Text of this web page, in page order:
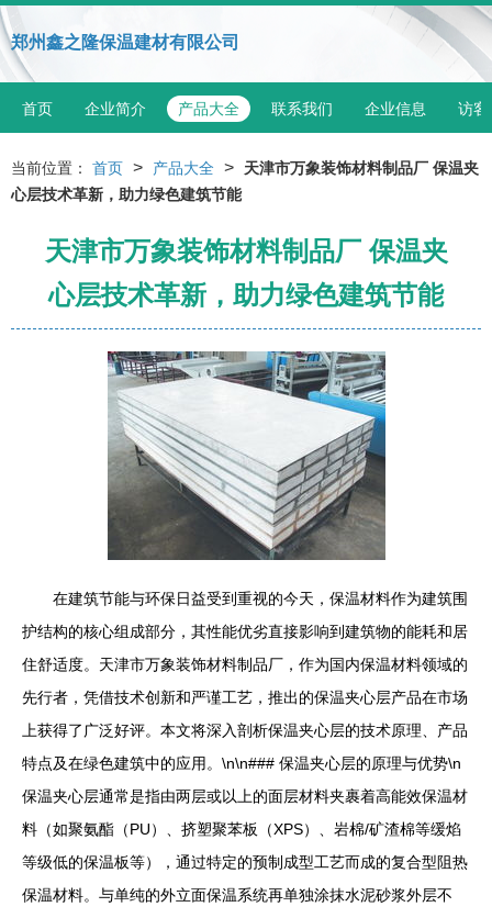
郑州鑫之隆保温建材有限公司
首页 企业简介 产品大全 联系我们 企业信息 访客
当前位置： 首页 > 产品大全 >
天津市万象装饰材料制品厂 保温夹
心层技术革新，助力绿色建筑节能
天津市万象装饰材料制品厂 保温夹
心层技术革新，助力绿色建筑节能
在建筑节能与环保日益受到重视的今天，保温材料作为建筑围
护结构的核心组成部分，其性能优劣直接影响到建筑物的能耗和居
住舒适度。天津市万象装饰材料制品厂，作为国内保温材料领域的
先行者，凭借技术创新和严谨工艺，推出的保温夹心层产品在市场
上获得了广泛好评。本文将深入剖析保温夹心层的技术原理、产品
特点及在绿色建筑中的应用。\n\n### 保温夹心层的原理与优势\n
保温夹心层通常是指由两层或以上的面层材料夹裹着高能效保温材
料（如聚氨酯（PU）、挤塑聚苯板（XPS）、岩棉/矿渣棉等缓焰
等级低的保温板等），通过特定的预制成型工艺而成的复合型阻热
保温材料。与单纯的外立面保温系统再单独涂抹水泥砂浆外层不